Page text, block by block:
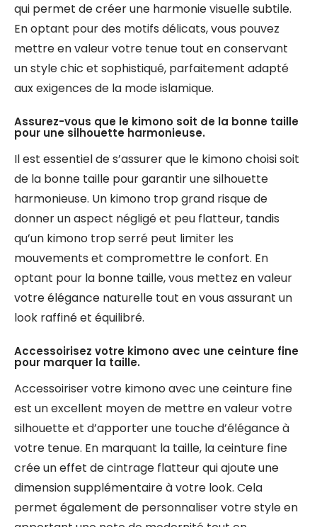
qui permet de créer une harmonie visuelle subtile.
En optant pour des motifs délicats, vous pouvez
mettre en valeur votre tenue tout en conservant
un style chic et sophistiqué, parfaitement adapté
aux exigences de la mode islamique.
Assurez-vous que le kimono soit de la bonne taille
pour une silhouette harmonieuse.
Il est essentiel de s’assurer que le kimono choisi soit
de la bonne taille pour garantir une silhouette
harmonieuse. Un kimono trop grand risque de
donner un aspect négligé et peu flatteur, tandis
qu’un kimono trop serré peut limiter les
mouvements et compromettre le confort. En
optant pour la bonne taille, vous mettez en valeur
votre élégance naturelle tout en vous assurant un
look raffiné et équilibré.
Accessoirisez votre kimono avec une ceinture fine
pour marquer la taille.
Accessoiriser votre kimono avec une ceinture fine
est un excellent moyen de mettre en valeur votre
silhouette et d’apporter une touche d’élégance à
votre tenue. En marquant la taille, la ceinture fine
crée un effet de cintrage flatteur qui ajoute une
dimension supplémentaire à votre look. Cela
permet également de personnaliser votre style en